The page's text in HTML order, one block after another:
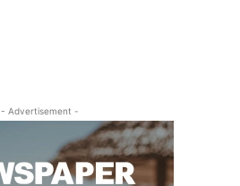
- Advertisement -